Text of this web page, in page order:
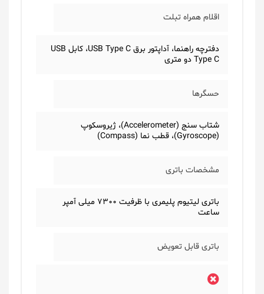
اقلام همراه تبلت
دفترچه‌ راهنما، آداپتور برق USB Type C، کابل USB
Type C دو متری
حسگرها
شتاب سنج (Accelerometer)، ژیروسکوپ
(Gyroscope)، قطب نما (Compass)
مشخصات باتری
باتری لیتیوم پلیمری با ظرفیت 7300 میلی آمپر
ساعت
باتری قابل تعویض